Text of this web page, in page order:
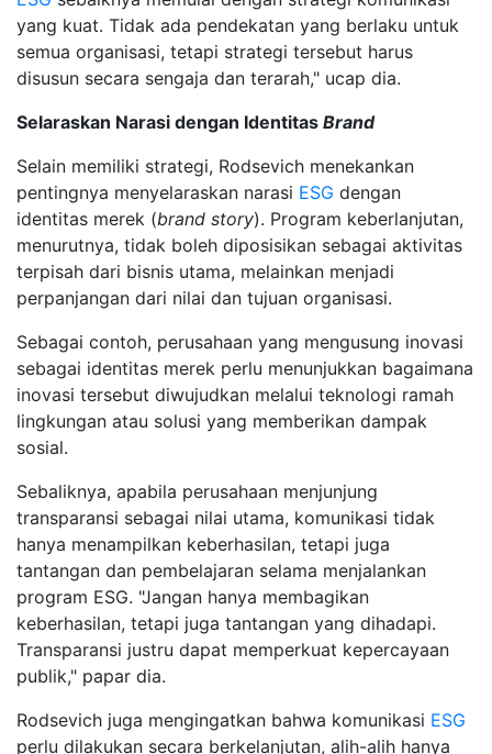
yang kuat. Tidak ada pendekatan yang berlaku untuk
semua organisasi, tetapi strategi tersebut harus
disusun secara sengaja dan terarah," ucap dia.
Selaraskan Narasi dengan Identitas Brand
Selain memiliki strategi, Rodsevich menekankan
pentingnya menyelaraskan narasi ESG dengan
identitas merek (brand story). Program keberlanjutan,
menurutnya, tidak boleh diposisikan sebagai aktivitas
terpisah dari bisnis utama, melainkan menjadi
perpanjangan dari nilai dan tujuan organisasi.
Sebagai contoh, perusahaan yang mengusung inovasi
sebagai identitas merek perlu menunjukkan bagaimana
inovasi tersebut diwujudkan melalui teknologi ramah
lingkungan atau solusi yang memberikan dampak
sosial.
Sebaliknya, apabila perusahaan menjunjung
transparansi sebagai nilai utama, komunikasi tidak
hanya menampilkan keberhasilan, tetapi juga
tantangan dan pembelajaran selama menjalankan
program ESG. "Jangan hanya membagikan
keberhasilan, tetapi juga tantangan yang dihadapi.
Transparansi justru dapat memperkuat kepercayaan
publik," papar dia.
Rodsevich juga mengingatkan bahwa komunikasi ESG
perlu dilakukan secara berkelanjutan, alih-alih hanya